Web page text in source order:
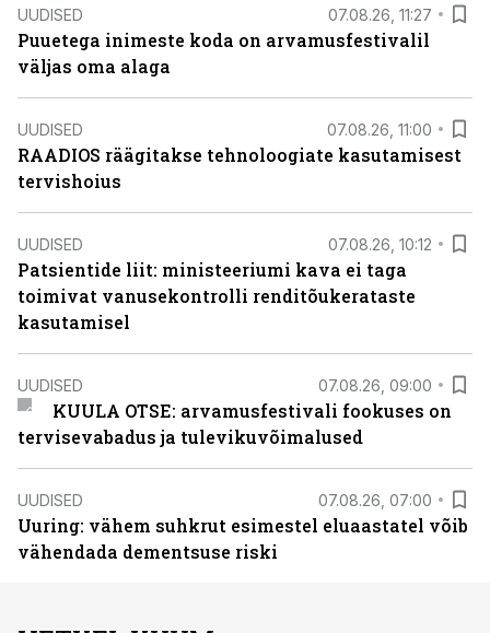
UUDISED 07.08.26, 11:27
Puuetega inimeste koda on arvamusfestivalil
väljas oma alaga
UUDISED 07.08.26, 11:00
RAADIOS räägitakse tehnoloogiate kasutamisest
tervishoius
UUDISED 07.08.26, 10:12
Patsientide liit: ministeeriumi kava ei taga
toimivat vanusekontrolli renditõukerataste
kasutamisel
UUDISED 07.08.26, 09:00
KUULA OTSE: arvamusfestivali fookuses on
tervisevabadus ja tulevikuvõimalused
UUDISED 07.08.26, 07:00
Uuring: vähem suhkrut esimestel eluaastatel võib
vähendada dementsuse riski